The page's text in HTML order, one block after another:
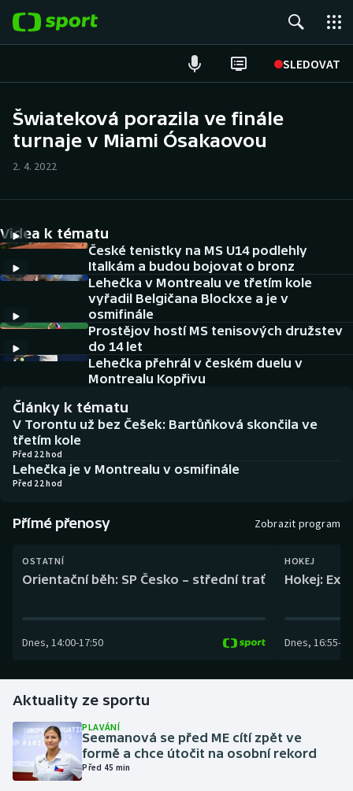
SLEDOVAT
Hokej
Cyklistika
DALŠÍ SPORTY
Americký fotbal
Baseball a softbal
Basketbal
Biatlon
Boby a skeleton
Box
Curling
Golf
Gymnastika
Házená
NEPŘEHLÉDNĚTE
Soutěže
Historické návraty
Aplikace ČT sport
AZ kvíz
Šwiateková porazila ve finále
turnaje v Miami Ósakaovou
2. 4. 2022
Videa k tématu
České tenistky na MS U14 podlehly
Italkám a budou bojovat o bronz
Lehečka v Montrealu ve třetím kole
vyřadil Belgičana Blockxe a je v
osmifinále
Prostějov hostí MS tenisových družstev
do 14 let
Lehečka přehrál v českém duelu v
Montrealu Kopřivu
Články k tématu
V Torontu už bez Češek: Bartůňková skončila ve
třetím kole
Před 22 hod
Lehečka je v Montrealu v osmifinále
Před 22 hod
Přímé přenosy Zobrazit program
OSTATNÍ
Orientační běh: SP Česko – střední trať
Dnes, 14:00-17:50
HOKEJ
Hokej:
Dnes, 16:55-
Aktuality ze sportu
PLAVÁNÍ
Seemanová se před ME cítí zpět ve
formě a chce útočit na osobní rekord
Před 45 min